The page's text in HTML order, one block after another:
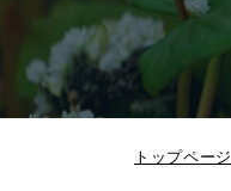
トップページ